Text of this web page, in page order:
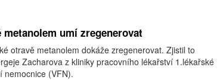
umí zregenerovat
otravě metanolem dokáže zregenerovat. Zjistil to
Zacharova z kliniky pracovního lékařství 1.lékařské
nemocnice (VFN).